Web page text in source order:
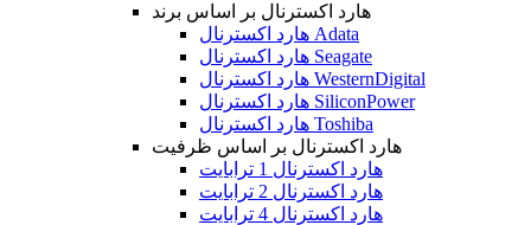
هارد اکسترنال بر اساس برند
هارد اکسترنال Adata
هارد اکسترنال Seagate
هارد اکسترنال WesternDigital
هارد اکسترنال SiliconPower
هارد اکسترنال Toshiba
هارد اکسترنال بر اساس ظرفیت
هارد اکسترنال 1 ترابایت
هارد اکسترنال 2 ترابایت
هارد اکسترنال 4 ترابایت